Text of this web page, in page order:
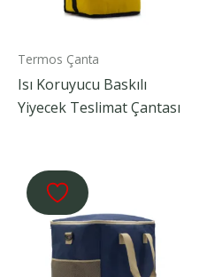
Termos Çanta
Isı Koruyucu Baskılı
Yiyecek Teslimat Çantası